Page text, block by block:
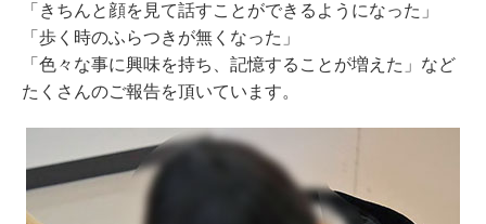
「きちんと顔を見て話すことができるようになった」
「歩く時のふらつきが無くなった」
「色々な事に興味を持ち、記憶することが増えた」など
たくさんのご報告を頂いています。